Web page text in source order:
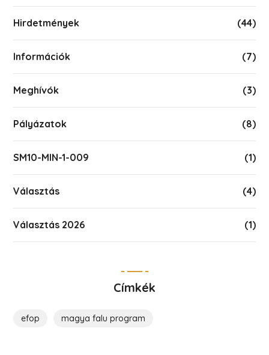
Hirdetmények (44)
Információk (7)
Meghívók (3)
Pályázatok (8)
SM10-MIN-1-009 (1)
Választás (4)
Választás 2026 (1)
Címkék
efop magya falu program